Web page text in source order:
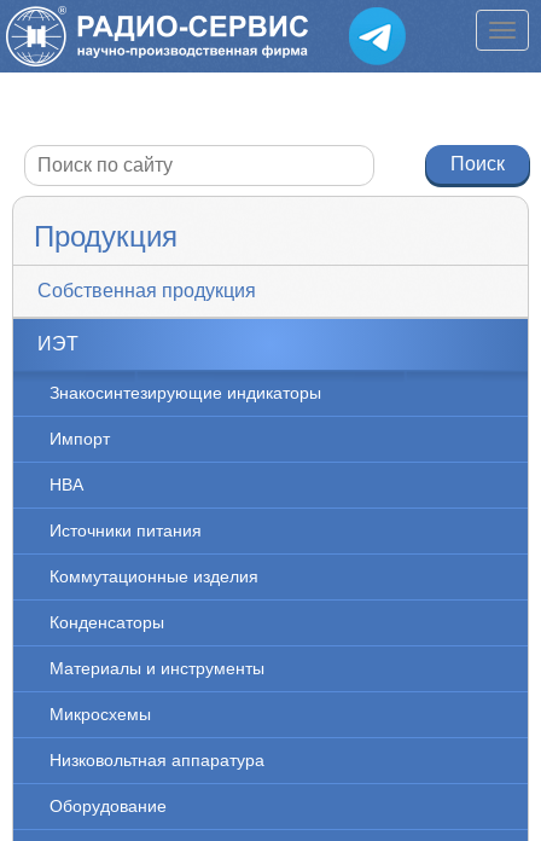
Продукция
Собственная продукция
ИЭТ
Знакосинтезирующие индикаторы
Импорт
НВА
Источники питания
Коммутационные изделия
Конденсаторы
Материалы и инструменты
Микросхемы
Низковольтная аппаратура
Оборудование